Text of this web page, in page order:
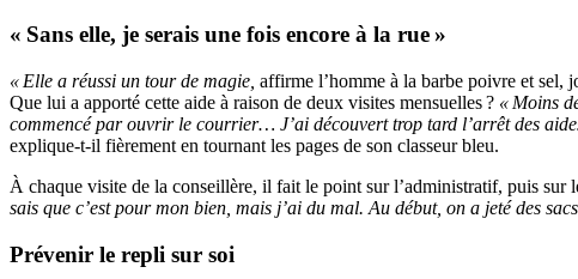
« Sans elle, je serais une fois encore à la rue »
« Elle a réussi un tour de magie, affirme l’homme à la barbe poivre et sel,
Que lui a apporté cette aide à raison de deux visites mensuelles ? « Moins
commencé par ouvrir le courrier… J’ai découvert trop tard l’arrêt des
explique-t-il fièrement en tournant les pages de son classeur bleu.
À chaque visite de la conseillère, il fait le point sur l’administratif, puis sur
sais que c’est pour mon bien, mais j’ai du mal. Au début, on a jeté des
Prévenir le repli sur soi